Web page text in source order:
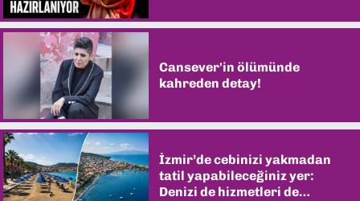
Cansever'in ölümünde
kahreden detay!
İzmir’de cebinizi yakmadan
tatil yapabileceğiniz yer:
Denizi de hizmetleri de